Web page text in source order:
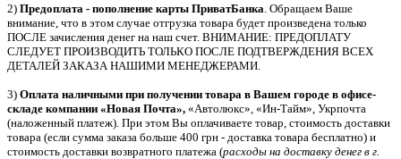
2) Предоплата - пополнение карты ПриватБанка . Обращаем Ваше
внимание, что в этом случае отгрузка товара будет произведена только
ПОСЛЕ зачисления денег на наш счет. ВНИМАНИЕ: ПРЕДОПЛАТУ
СЛЕДУЕТ ПРОИЗВОДИТЬ ТОЛЬКО ПОСЛЕ ПОДТВЕРЖДЕНИЯ ВСЕХ
ДЕТАЛЕЙ ЗАКАЗА НАШИМИ МЕНЕДЖЕРАМИ.
3) Оплата наличными при получении товара в Вашем городе в офисе-
складе компании «Новая Почта», «Автолюкс», «Ин-Тайм», Укрпочта
(наложенный платеж). При этом Вы оплачиваете товар, стоимость доставки
товара (если сумма заказа больше 400 грн - доставка товара бесплатно) и
стоимость доставки возвратного платежа (расходы на доставку денег в г.